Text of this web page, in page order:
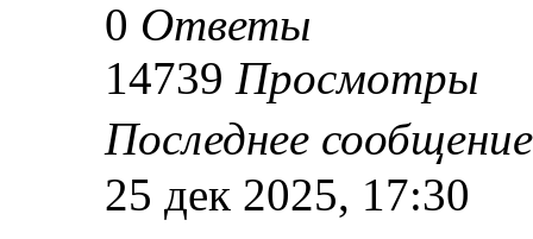
0 Ответы
14739 Просмотры
Последнее
25 дек 2025, 17:30